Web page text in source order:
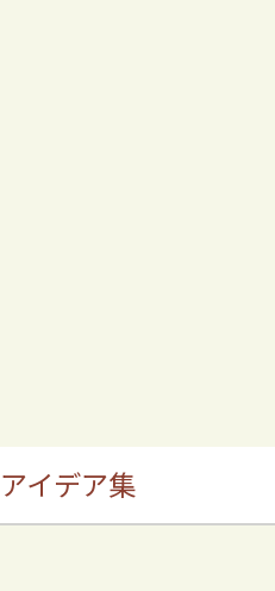
イデア集